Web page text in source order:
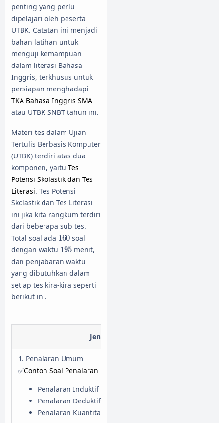
penting yang perlu
dipelajari oleh peserta
UTBK. Catatan ini menjadi
bahan latihan untuk
menguji kemampuan
dalam literasi Bahasa
Inggris, terkhusus untuk
persiapan menghadapi
TKA Bahasa Inggris SMA
atau UTBK SNBT tahun ini.
Materi tes dalam Ujian
Tertulis Berbasis Komputer
(UTBK) terdiri atas dua
komponen, yaitu Tes
Potensi Skolastik dan Tes
Literasi. Tes Potensi
Skolastik dan Tes Literasi
ini jika kita rangkum terdiri
dari beberapa sub tes.
Total soal ada 160
160soal
dengan waktu 195
195menit,
dan penjabaran waktu
yang dibutuhkan dalam
setiap tes kira-kira seperti
berikut ini.
Jenis Tes
1. Penalaran Umum
✅Contoh Soal Penalaran Umum
Penalaran Induktif
Penalaran Deduktif
Penalaran Kuantitatif